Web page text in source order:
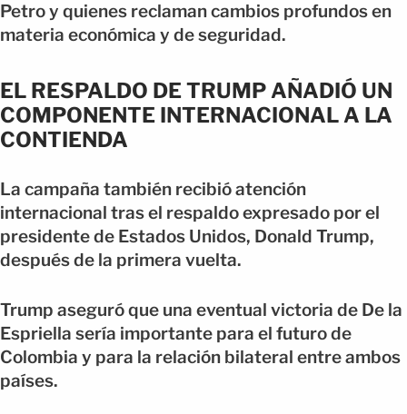
Petro y quienes reclaman cambios profundos en
materia económica y de seguridad.
EL RESPALDO DE TRUMP AÑADIÓ UN
COMPONENTE INTERNACIONAL A LA
CONTIENDA
La campaña también recibió atención
internacional tras el respaldo expresado por el
presidente de Estados Unidos, Donald Trump,
después de la primera vuelta.
Trump aseguró que una eventual victoria de De la
Espriella sería importante para el futuro de
Colombia y para la relación bilateral entre ambos
países.